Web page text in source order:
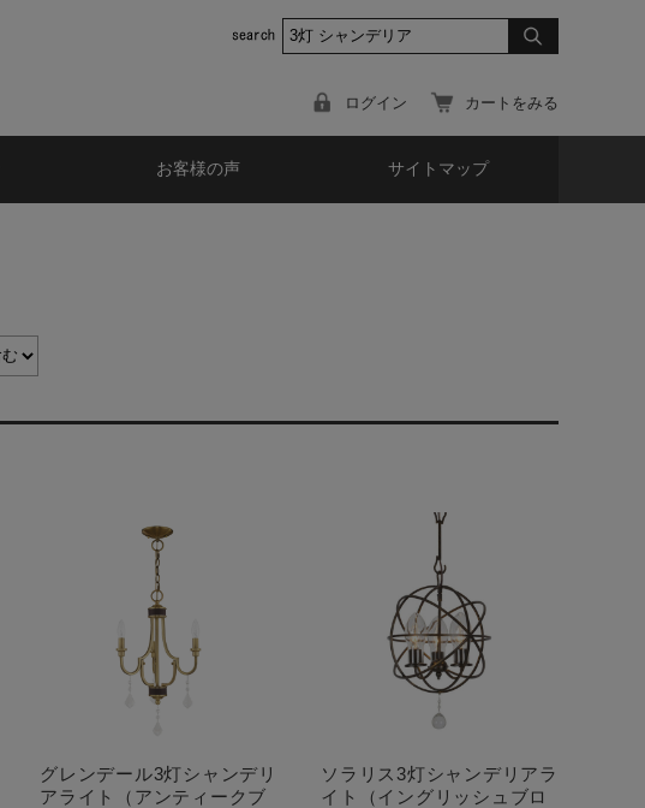
ログイン カートをみる
お客様の声 サイトマップ
グレンデール3灯シャンデリ
アライト（アンティークブ
ソラリス3灯シャンデリアラ
イト（イングリッシュブロ